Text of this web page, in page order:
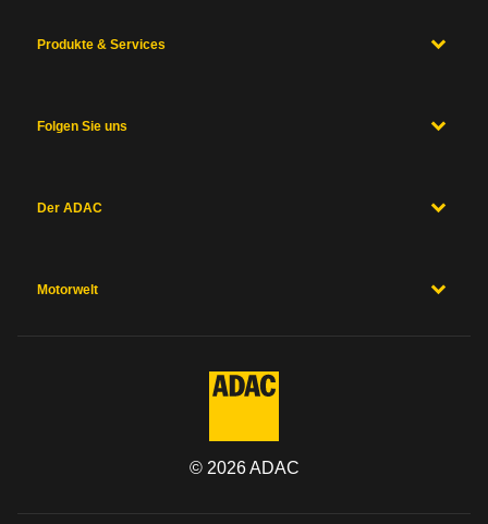
Produkte & Services
Folgen Sie uns
Der ADAC
Motorwelt
© 2026ADAC